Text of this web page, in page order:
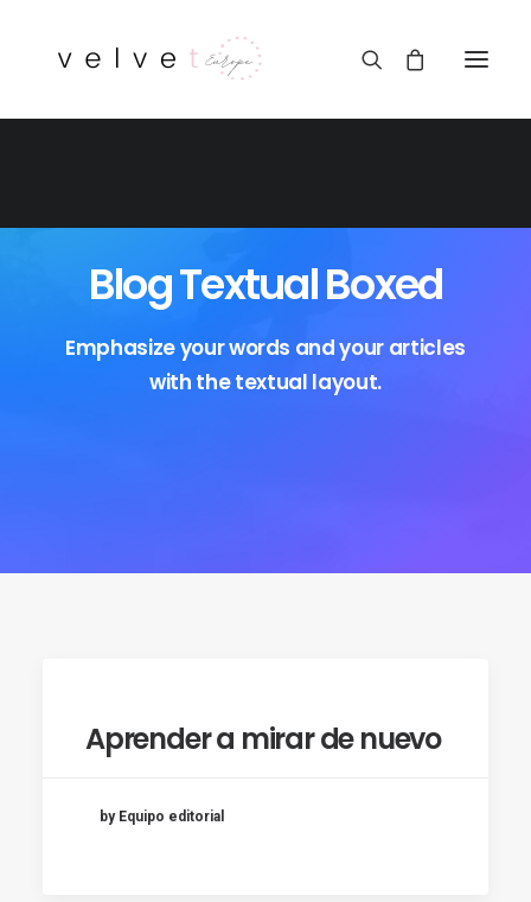
Blog Textual Boxed
Emphasize your words and your articles
with the textual layout.
Aprender a mirar de nuevo
by Equipo editorial